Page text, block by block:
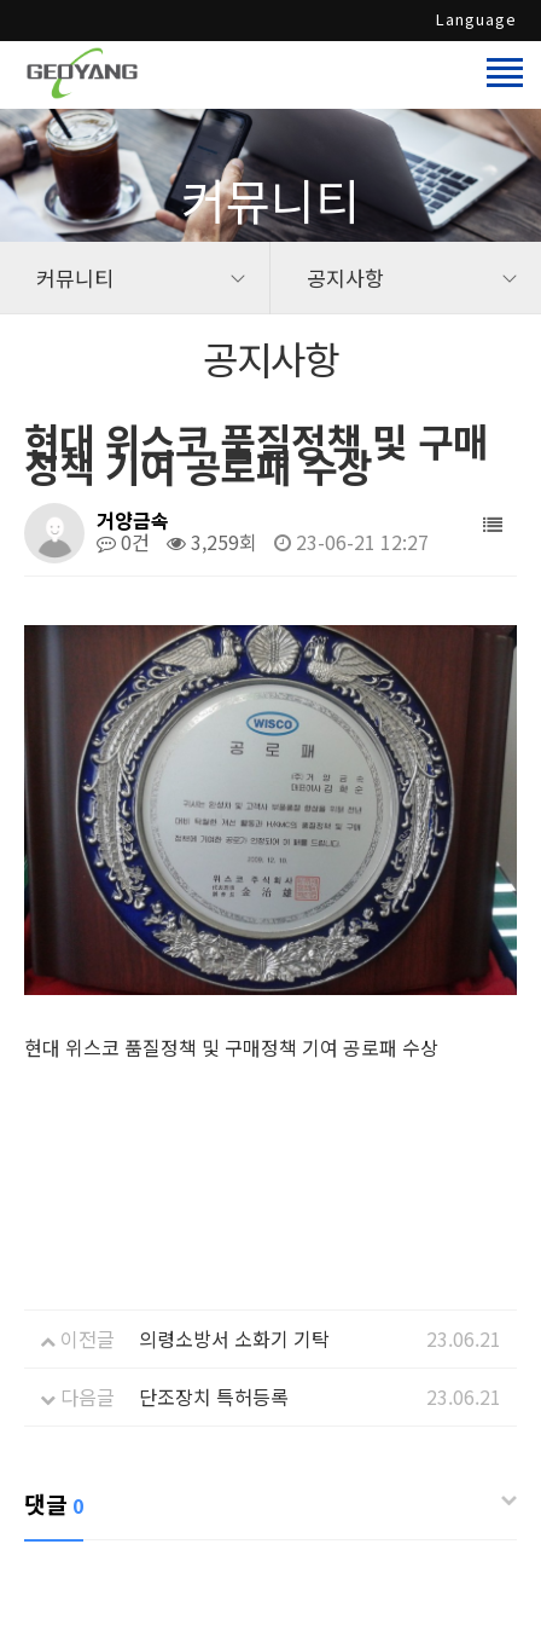
Language
커뮤니티
커뮤니티 공지사항
공지사항
현대 위스코 품질정책 및 구매
정책 기여 공로패 수상
거양금속
0건 3,259회 23-06-21 12:27
현대 위스코 품질정책 및 구매정책 기여 공로패 수상
이전글 의령소방서 소화기 기탁
23.06.21
다음글
단조장치 특허등록 23.06.21
댓글 0